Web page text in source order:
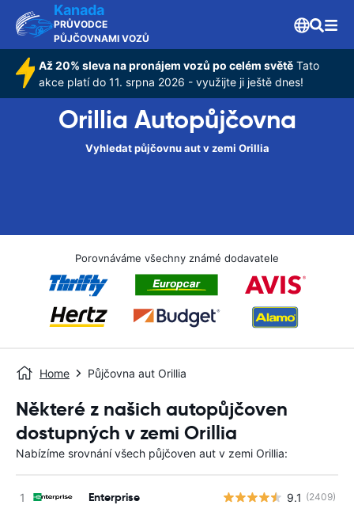
Kanada
PRŮVODCE
PŮJČOVNAMI VOZŮ
Až 20% sleva na pronájem vozů po celém světě Tato
akce platí do 11. srpna 2026 - využijte ji ještě dnes!
Orillia Autopůjčovna
Vyhledat půjčovnu aut v zemi Orillia
Porovnáváme všechny známé dodavatele
Home Půjčovna aut Orillia
Některé z našich autopůjčoven
dostupných v zemi Orillia
Nabízíme srovnání všech půjčoven aut v zemi Orillia:
Enterprise 9.1 (2409)